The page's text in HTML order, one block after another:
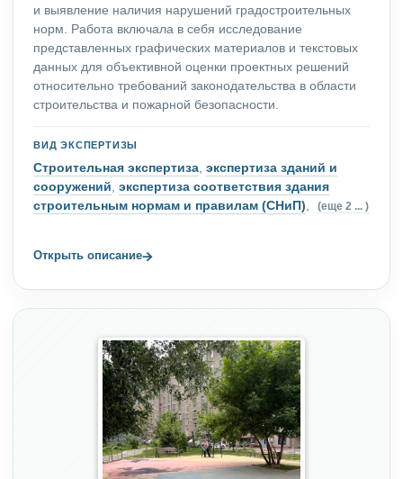
и выявление наличия нарушений градостроительных
норм. Работа включала в себя исследование
представленных графических материалов и текстовых
данных для объективной оценки проектных решений
относительно требований законодательства в области
строительства и пожарной безопасности.
ВИД ЭКСПЕРТИЗЫ
Строительная экспертиза, экспертиза зданий и
сооружений, экспертиза соответствия здания
строительным нормам и правилам (СНиП), (еще 2 ... )
Открыть описание→